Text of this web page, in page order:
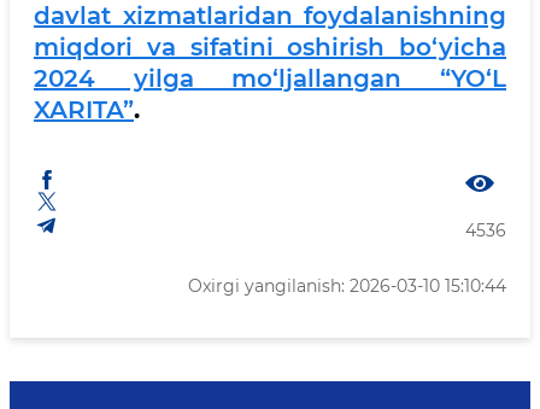
davlat xizmatlaridan foydalanishning
miqdori va sifatini oshirish bo‘yicha
2024 yilga mo‘ljallangan “YO‘L
XARITA”.
4536
Oxirgi yangilanish: 2026-03-10 15:10:44